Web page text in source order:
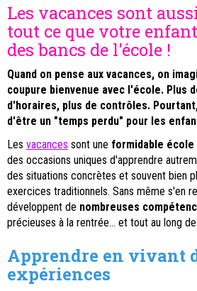
Les vacances sont
tout ce que votre
des bancs de l'école !
Quand on pense aux vacances, on
coupure bienvenue avec l'école. Plus
d'horaires, plus de contrôles.
d'être un "temps perdu" pour les
Les vacances sont une formidable école
des occasions uniques d'apprendre
des situations concrètes et souvent bien
exercices traditionnels. Sans même s'en
développent de nombreuses
précieuses à la rentrée… et tout au long
Apprendre en vivant
expériences